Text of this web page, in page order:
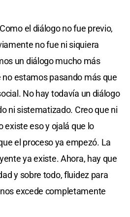
el diálogo no fue previo,
no fue ni siquiera
un diálogo mucho más
estamos pasando más que
No hay todavía un diálogo
ni sistematizado. Creo que ni
existe eso y ojalá que lo
el proceso ya empezó. La
ya existe. Ahora, hay que
y sobre todo, fluidez para
excede completamente